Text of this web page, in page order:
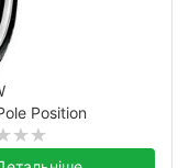
Position